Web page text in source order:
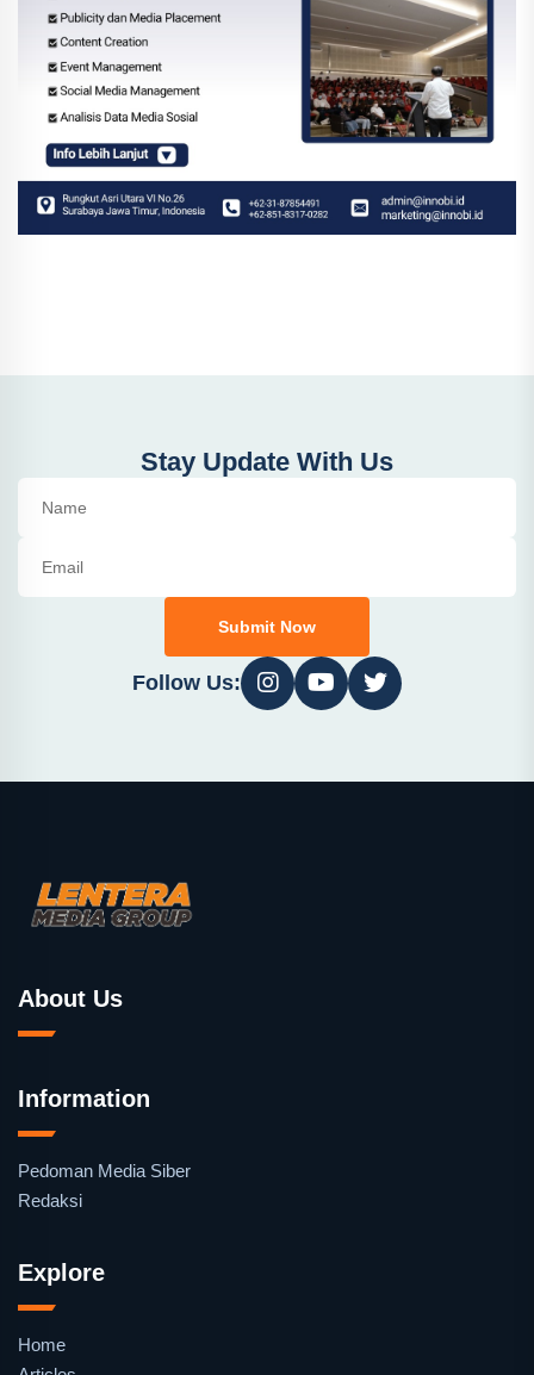
Stay Update With Us
Submit Now
Follow Us:
About Us
Information
Pedoman Media Siber
Redaksi
Explore
Home